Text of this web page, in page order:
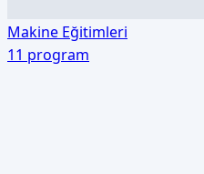
Makine Eğitimleri
11 program